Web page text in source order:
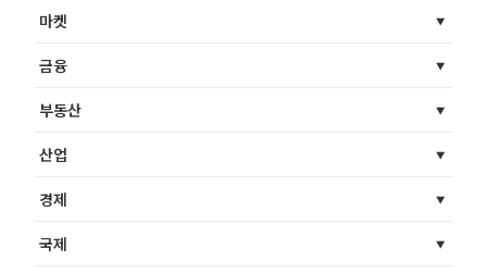
마켓
금융
부동산
산업
경제
국제